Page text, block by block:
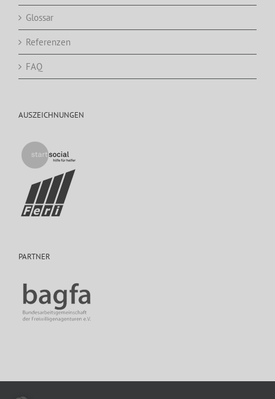
Glossar
Referenzen
FAQ
AUSZEICHNUNGEN
PARTNER